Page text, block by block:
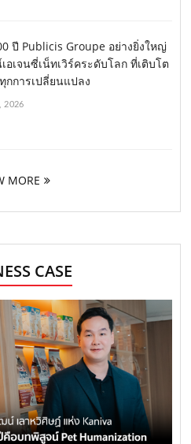
ปี Publicis Groupe อย่างยิ่งใหญ่
อเจนซี่เน็ทเวิร์คระดับโลก ที่เติบโต
กการเปลี่ยนแปลง
2026
MORE
CASE